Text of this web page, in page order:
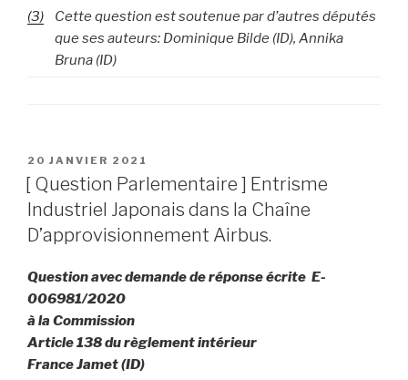
(3)
Cette question est soutenue par d’autres députés
que ses auteurs: Dominique Bilde (ID), Annika
Bruna (ID)
PUBLIÉ
LE
20 JANVIER 2021
[ Question Parlementaire ] Entrisme
Industriel Japonais dans la Chaîne
D’approvisionnement Airbus.
Question avec demande de réponse écrite E-
006981/2020
à la Commission
Article 138 du règlement intérieur
France Jamet (ID)